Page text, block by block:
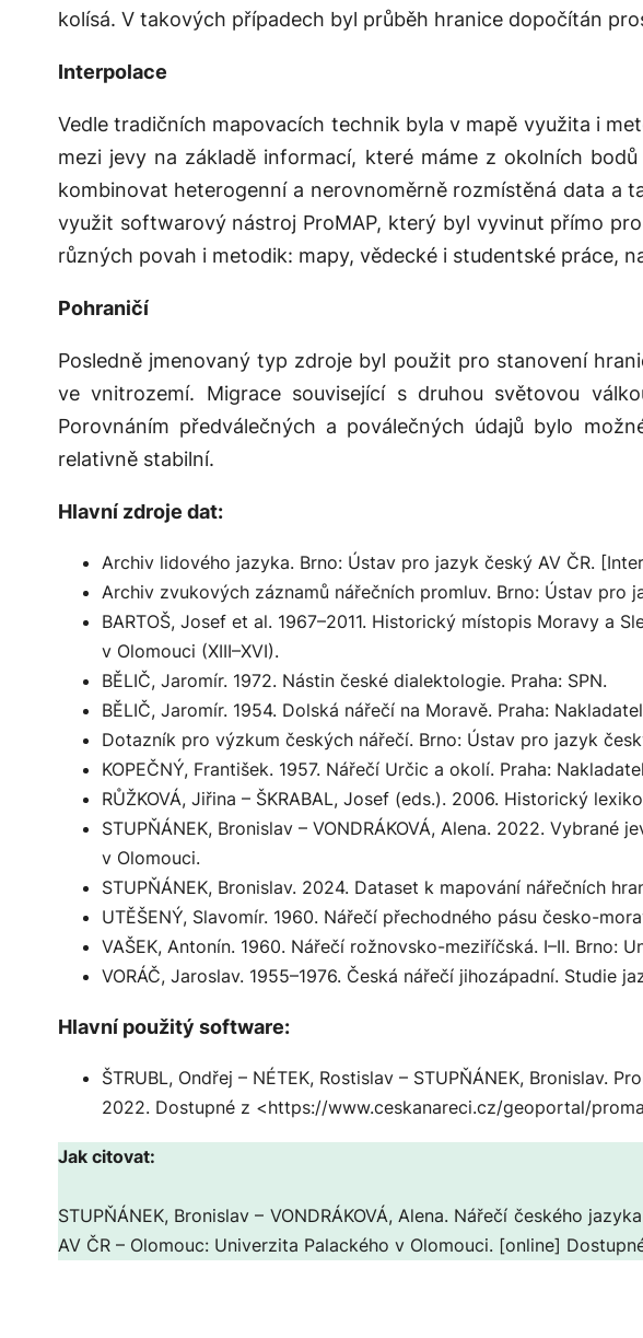
kolísá. V takových případech byl průběh hranice dopočítán
Interpolace
Vedle tradičních mapovacích technik byla v mapě využita i
mezi jevy na základě informací, které máme z okolních
kombinovat heterogenní a nerovnoměrně rozmístěná data a
využit softwarový nástroj ProMAP, který byl vyvinut přímo
různých povah i metodik: mapy, vědecké i studentské práce,
Pohraničí
Posledně jmenovaný typ zdroje byl použit pro stanovení
ve vnitrozemí. Migrace související s druhou světovou
Porovnáním předválečných a poválečných údajů bylo
relativně stabilní.
Hlavní zdroje dat:
Archiv lidového jazyka. Brno: Ústav pro jazyk český AV ČR.
Archiv zvukových záznamů nářečních promluv. Brno: Ústav pro
BARTOŠ, Josef et al. 1967–2011. Historický místopis Moravy a
v Olomouci (XIII–XVI).
BĚLIČ, Jaromír. 1972. Nástin české dialektologie. Praha: SPN.
BĚLIČ, Jaromír. 1954. Dolská nářečí na Moravě. Praha:
Dotazník pro výzkum českých nářečí. Brno: Ústav pro jazyk
KOPEČNÝ, František. 1957. Nářečí Určic a okolí. Praha:
RŮŽKOVÁ, Jiřina – ŠKRABAL, Josef (eds.). 2006. Historický
STUPŇÁNEK, Bronislav – VONDRÁKOVÁ, Alena. 2022. Vybrané
v Olomouci.
STUPŇÁNEK, Bronislav. 2024. Dataset k mapování nářečních
UTĚŠENÝ, Slavomír. 1960. Nářečí přechodného pásu česko-
VAŠEK, Antonín. 1960. Nářečí rožnovsko-meziříčská. I–II. Brno:
VORÁČ, Jaroslav. 1955–1976. Česká nářečí jihozápadní. Studie
Hlavní použitý software:
ŠTRUBL, Ondřej – NÉTEK, Rostislav – STUPŇÁNEK, Bronislav.
2022. Dostupné z <https://www.ceskanareci.cz/geoportal/
Jak citovat:
STUPŇÁNEK, Bronislav – VONDRÁKOVÁ, Alena. Nářečí českého
AV ČR – Olomouc: Univerzita Palackého v Olomouci. [online]